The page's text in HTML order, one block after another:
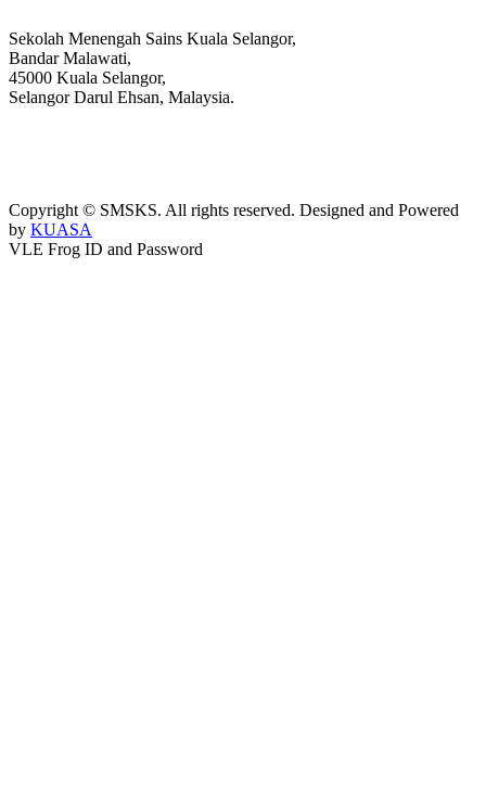
Sekolah Menengah Sains Kuala Selangor,
Bandar Malawati,
45000 Kuala Selangor,
Selangor Darul Ehsan, Malaysia.
Copyright © SMSKS. All rights reserved. Designed and Powered
by KUASA
VLE Frog ID and Password